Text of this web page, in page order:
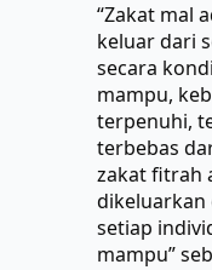
“Zakat mal
keluar dari
secara
mampu,
terpenuhi,
terbebas
zakat fitrah
dikeluarkan
setiap
mampu”